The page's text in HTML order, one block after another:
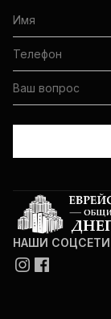
НАШИ СОЦСЕТИ